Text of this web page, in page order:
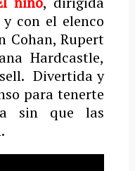
con el elenco
Cohan, Rupert
Hardcastle,
Divertida y
para tenerte
sin que las